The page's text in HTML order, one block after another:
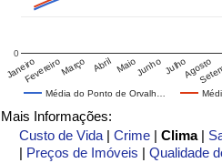
Média do Ponto de Orvalh…
JaneiroFevereiroMarço Abril MaioJunho JulhoAgosto
0
Mais Informações:
Custo de Vida |Crime |Clima |
| Preços de Imóveis |Qualidade